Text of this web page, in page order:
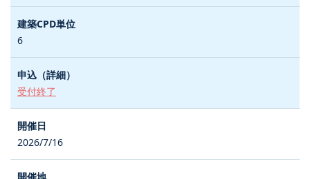
6
受付終了
2026/7/16